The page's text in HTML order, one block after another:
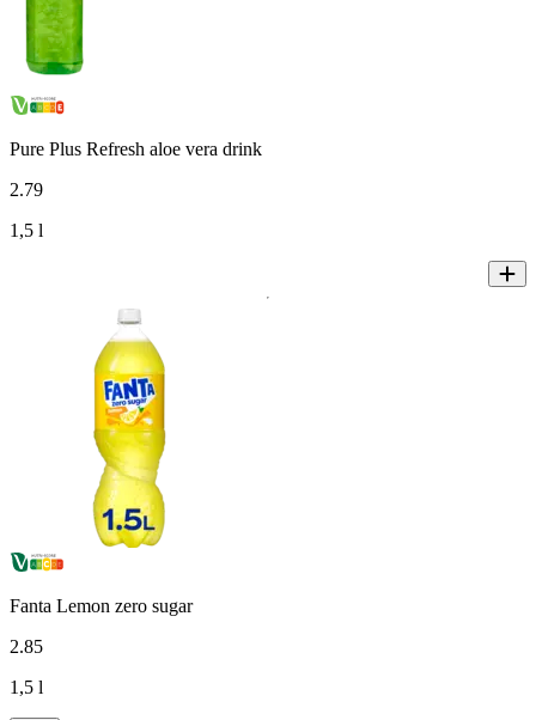
Pure Plus Refresh aloe vera drink
2.79
1,5 l
Fanta Lemon zero sugar
2.85
1,5 l